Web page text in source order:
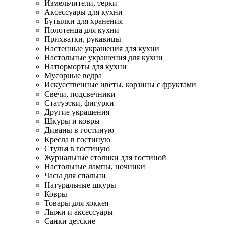
Измельчители, терки
Аксессуары для кухни
Бутылки для хранения
Полотенца для кухни
Прихватки, рукавицы
Настенные украшения для кухни
Настольные украшения для кухни
Натюрморты для кухни
Мусорные ведра
Искусственные цветы, корзины с фруктами
Свечи, подсвечники
Статуэтки, фигурки
Другие украшения
Шкуры и ковры
Диваны в гостиную
Кресла в гостиную
Стулья в гостиную
Журнальные столики для гостиной
Настольные лампы, ночники
Часы для спальни
Натуральные шкуры
Ковры
Товары для хоккея
Лыжи и аксессуары
Санки детские